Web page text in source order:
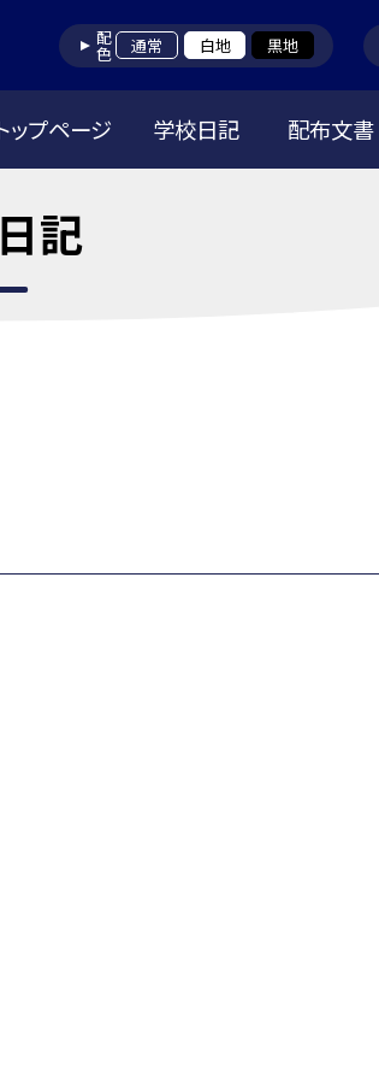
配色 通常 白地 黒地
ップページ 学校日記 配布文書
記